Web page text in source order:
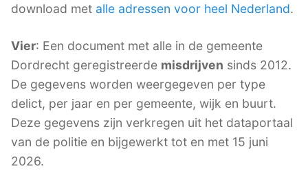
download met alle adressen voor heel Nederland.
Vier: Een document met alle in de gemeente
Dordrecht geregistreerde misdrijven sinds 2012.
De gegevens worden weergegeven per type
delict, per jaar en per gemeente, wijk en buurt.
Deze gegevens zijn verkregen uit het dataportaal
van de politie en bijgewerkt tot en met 15 juni
2026.